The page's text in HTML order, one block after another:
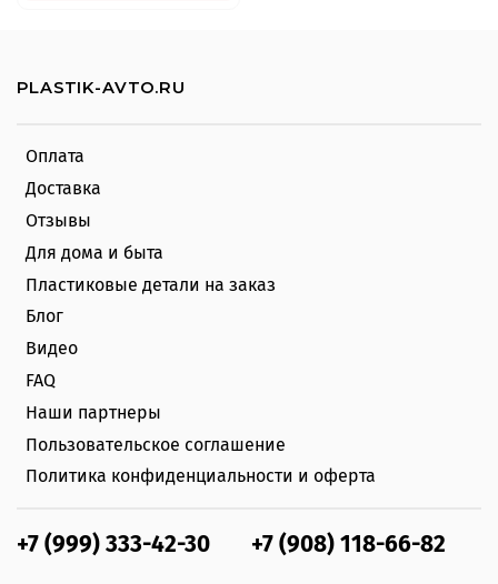
Оплата
Доставка
Отзывы
Для дома и быта
Пластиковые детали на заказ
Блог
Видео
FAQ
Наши партнеры
Пользовательское соглашение
Политика конфиденциальности и оферта
+7 (999) 333-42-30 +7 (908) 118-66-82
PLASTIK-AVTO.RU